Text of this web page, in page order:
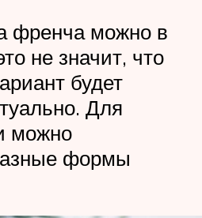
френча можно в
не значит, что
будет
Для
можно
формы